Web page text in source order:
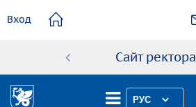
содержанию
Вход
Сайт ректора
РУС